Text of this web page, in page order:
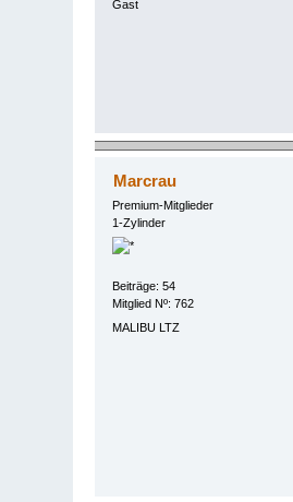
Gast
Marcrau
Premium-Mitglieder
1-Zylinder
Beiträge: 54
Mitglied Nº: 762
MALIBU LTZ